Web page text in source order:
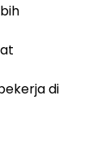
di